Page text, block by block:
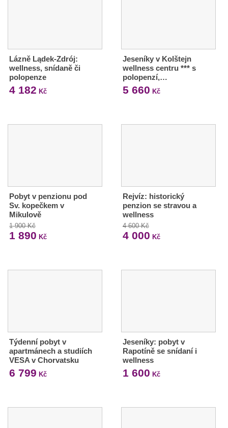
Lázně Lądek-Zdrój:
wellness, snídaně či
polopenze
4 182 Kč
Jeseníky v Kolštejn
wellness centru *** s
polopenzí,…
5 660 Kč
Pobyt v penzionu pod
Sv. kopečkem v
Mikulově
1 900 Kč
1 890 Kč
Rejvíz: historický
penzion se stravou a
wellness
4 600 Kč
4 000 Kč
Týdenní pobyt v
apartmánech a studiích
VESA v Chorvatsku
6 799 Kč
Jeseníky: pobyt v
Rapotíně se snídaní i
wellness
1 600 Kč